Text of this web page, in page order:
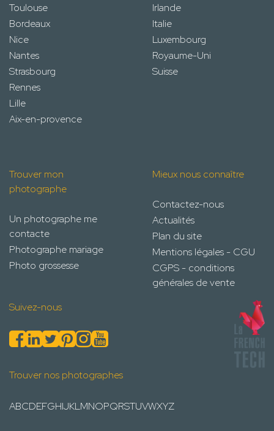
Toulouse
Bordeaux
Nice
Nantes
Strasbourg
Rennes
Lille
Aix-en-provence
Irlande
Italie
Luxembourg
Royaume-Uni
Suisse
Trouver mon
photographe
Un photographe me
contacte
Photographe mariage
Photo grossesse
Mieux nous connaître
Contactez-nous
Actualités
Plan du site
Mentions légales - CGU
CGPS - conditions
générales de vente
Suivez-nous
Trouver nos photographes
ABCDEFGHIJKLMNOPQRSTUVWXYZ